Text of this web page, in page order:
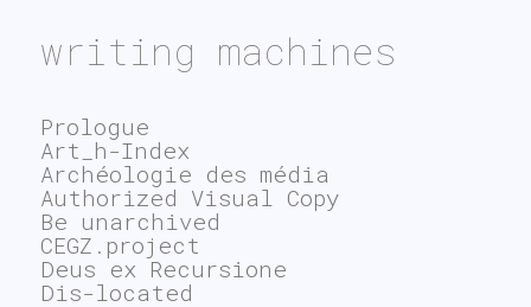
writing machines
Prologue
Art_h-Index
Archéologie des média
Authorized Visual Copy
Be unarchived
CEGZ.project
Deus ex Recursione
Dis-located